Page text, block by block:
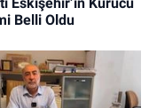
Belli Oldu